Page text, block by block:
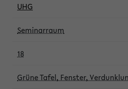
UHG
Seminarraum
18
Grüne Tafel, Fenster,